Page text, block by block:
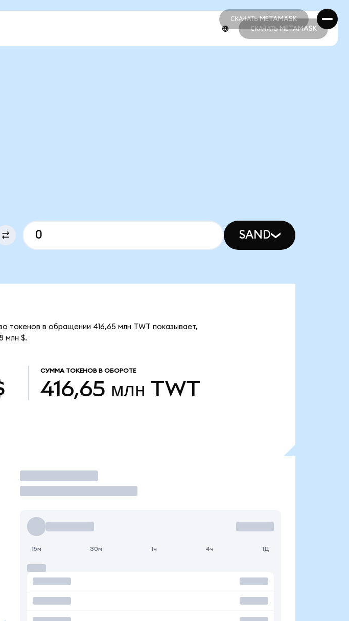
СКАЧАТЬ METAMASK
СКАЧАТЬ METAMASK
СКАЧАТЬ METAMASK
SAND
токенов в обращении 416,65 млн TWT показывает,
млн $.
СУММА ТОКЕНОВ В ОБОРОТЕ
416,65 млн TWT
Торговать
15м 30м 1ч 4ч 1Д